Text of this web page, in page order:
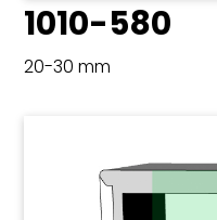
1010-580
20-30 mm